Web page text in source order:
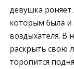
девушка роняет
которым была и
воздыхателя. В
раскрыть свою
торопится